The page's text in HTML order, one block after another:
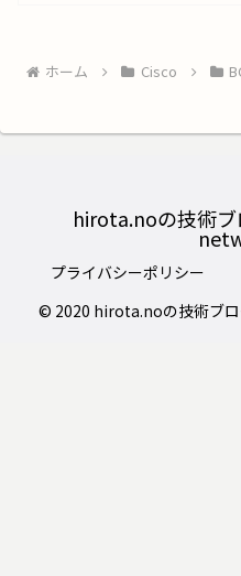
ホーム Cisco
hirota.noの技術
プライバシーポリシー
© 2020 hirota.noの技術ブ